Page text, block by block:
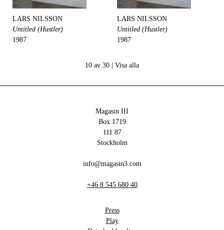
LARS NILSSON
Untitled (Hustler)
1987
LARS NILSSON
Untitled (Hustler)
1987
10 av 30 | Visa alla
Magasin III
Box 1719
111 87
Stockholm
info@magasin3.com
+46 8 545 680 40
Press
Play